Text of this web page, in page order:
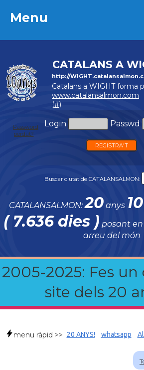
Menu
CATALANS A
http://
Catalans a WIGHT forma
www.catalansalmon.com
(#)
Login Passwd
Password
perdut?
REGISTRA'T
Buscar ciutat de CATALANSALMON:
CATALANSALMON:20anys 10
( 7.636 dies ) posant
arreu del món
2005-2025: Fes
site dels 20
Menu
menu ràpid >> 20 ANYS! whatsapp